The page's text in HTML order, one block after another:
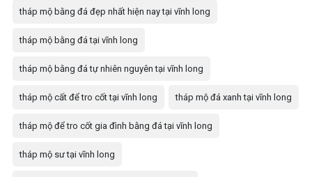
tháp mộ bằng đá đẹp nhất hiện nay tại vĩnh long
tháp mộ bằng đá tại vĩnh long
tháp mộ bằng đá tự nhiên nguyên tại vĩnh long
tháp mộ cất để tro cốt tại vĩnh long tháp mộ đá xanh tại vĩnh long
tháp mộ để tro cốt gia đình bằng đá tại vĩnh long
tháp mộ sư tại vĩnh long